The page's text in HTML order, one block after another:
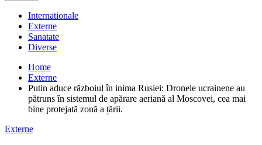
Internationale
Externe
Sanatate
Diverse
Home
Externe
Putin aduce războiul în inima Rusiei: Dronele ucrainene au
pătruns în sistemul de apărare aeriană al Moscovei, cea mai
bine protejată zonă a țării.
Externe